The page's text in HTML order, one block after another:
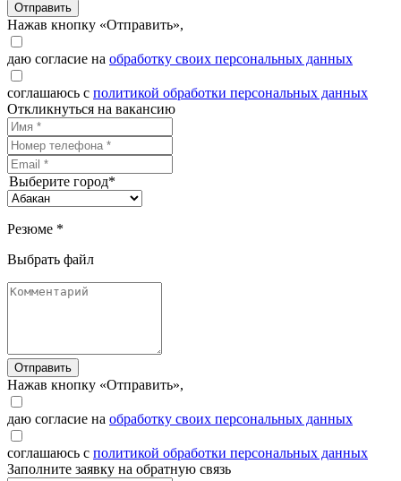
Отправить
Нажав кнопку «Отправить»,
даю согласие на обработку своих персональных данных
соглашаюсь с политикой обработки персональных данных
Откликнуться на вакансию
Выберите город*
Резюме *
Выбрать файл
Отправить
Нажав кнопку «Отправить»,
даю согласие на обработку своих персональных данных
соглашаюсь с политикой обработки персональных данных
Заполните заявку на обратную связь